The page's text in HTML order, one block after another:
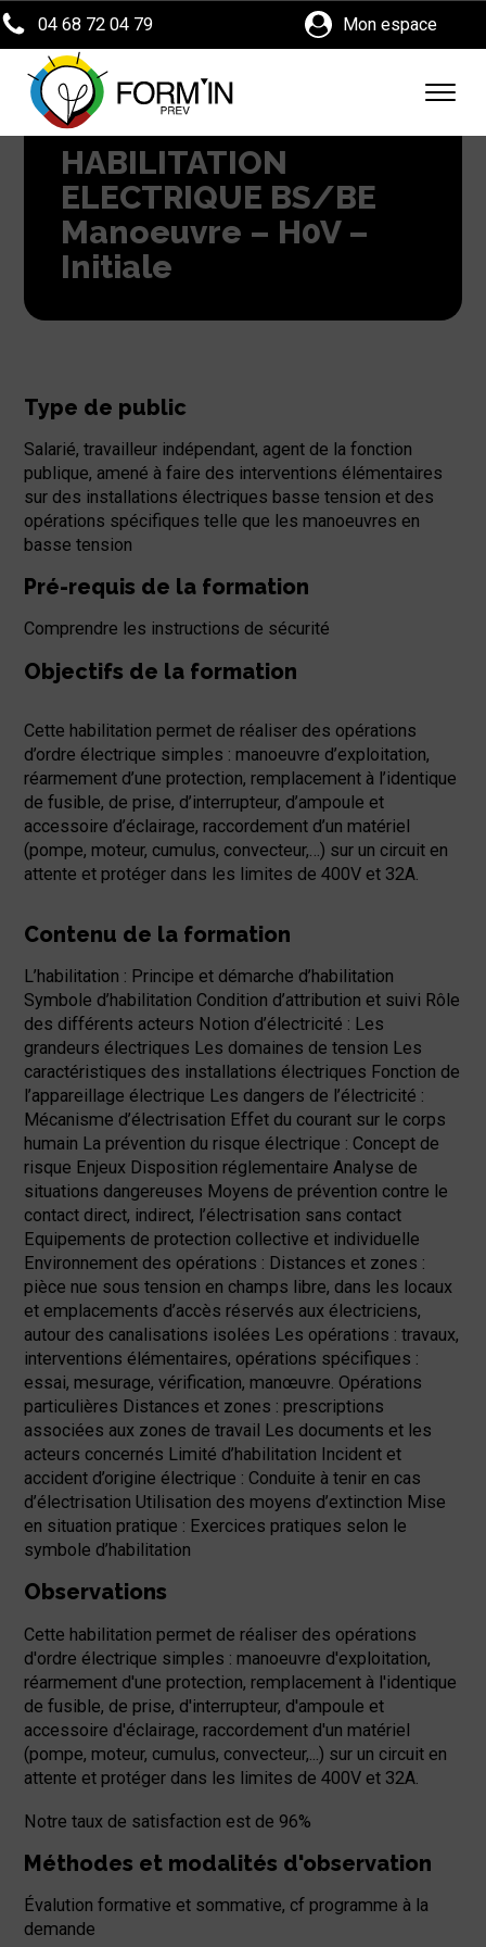
HABILITATION
ELECTRIQUE BS/BE
Manoeuvre – H0V –
Initiale
Type de public
Salarié, travailleur indépendant, agent de la fonction
publique, amené à faire des interventions élémentaires
sur des installations électriques basse tension et des
opérations spécifiques telle que les manoeuvres en
basse tension
Pré-requis de la formation
Comprendre les instructions de sécurité
Objectifs de la formation
Cette habilitation permet de réaliser des opérations
d’ordre électrique simples : manoeuvre d’exploitation,
réarmement d’une protection, remplacement à l’identique
de fusible, de prise, d’interrupteur, d’ampoule et
accessoire d’éclairage, raccordement d’un matériel
(pompe, moteur, cumulus, convecteur,…) sur un circuit en
attente et protéger dans les limites de 400V et 32A.
Contenu de la formation
L’habilitation : Principe et démarche d’habilitation
Symbole d’habilitation Condition d’attribution et suivi Rôle
des différents acteurs Notion d’électricité : Les
grandeurs électriques Les domaines de tension Les
caractéristiques des installations électriques Fonction de
l’appareillage électrique Les dangers de l’électricité :
Mécanisme d’électrisation Effet du courant sur le corps
humain La prévention du risque électrique : Concept de
risque Enjeux Disposition réglementaire Analyse de
situations dangereuses Moyens de prévention contre le
contact direct, indirect, l’électrisation sans contact
Equipements de protection collective et individuelle
Environnement des opérations : Distances et zones :
pièce nue sous tension en champs libre, dans les locaux
et emplacements d’accès réservés aux électriciens,
autour des canalisations isolées Les opérations : travaux,
interventions élémentaires, opérations spécifiques :
essai, mesurage, vérification, manœuvre. Opérations
particulières Distances et zones : prescriptions
associées aux zones de travail Les documents et les
acteurs concernés Limité d’habilitation Incident et
accident d’origine électrique : Conduite à tenir en cas
d’électrisation Utilisation des moyens d’extinction Mise
en situation pratique : Exercices pratiques selon le
symbole d’habilitation
Observations
Cette habilitation permet de réaliser des opérations
d'ordre électrique simples : manoeuvre d'exploitation,
réarmement d'une protection, remplacement à l'identique
de fusible, de prise, d'interrupteur, d'ampoule et
accessoire d'éclairage, raccordement d'un matériel
(pompe, moteur, cumulus, convecteur,...) sur un circuit en
attente et protéger dans les limites de 400V et 32A.
Notre taux de satisfaction est de 96%
Méthodes et modalités d'observation
Évalution formative et sommative, cf programme à la
demande
04 68 72 04 79 Mon espace